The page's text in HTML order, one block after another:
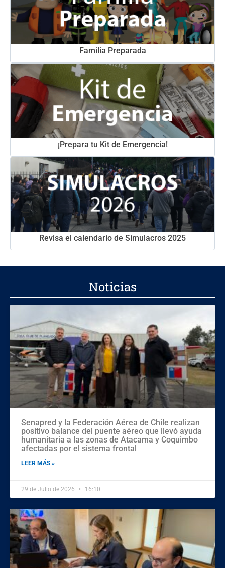
Familia Preparada
¡Prepara tu Kit de Emergencia!
Revisa el calendario de Simulacros 2025
Noticias
Senapred y la Federación Aérea de Chile realizan
positivo balance del puente aéreo que llevó ayuda
humanitaria a las zonas de Atacama y Coquimbo
afectadas por el sistema frontal
LEER MÁS »
29 de Julio de 2026 16:10